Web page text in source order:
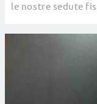
le nostre sedute